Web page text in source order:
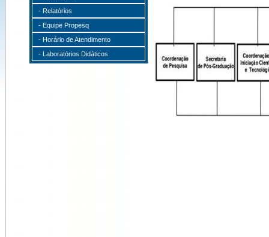
- Relatórios
- Equipe Propesq
- Horário de Atendimento
- Laboratórios Didáticos